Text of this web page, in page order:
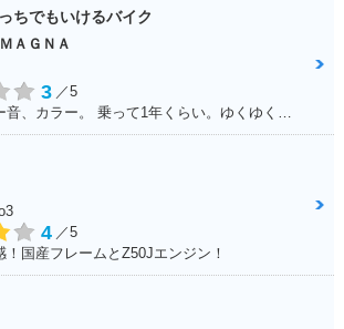
ちでもいけるバイク
ＡＧＮＡ
3 ／5
4 ／5
国産フレームとZ50Jエンジン！